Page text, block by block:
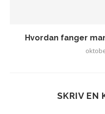
Hvordan fanger
SKRIV EN